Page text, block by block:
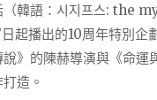
（韓語：시지프스: the
起播出的10周年特別企
說》的陳赫導演與《命運
造。